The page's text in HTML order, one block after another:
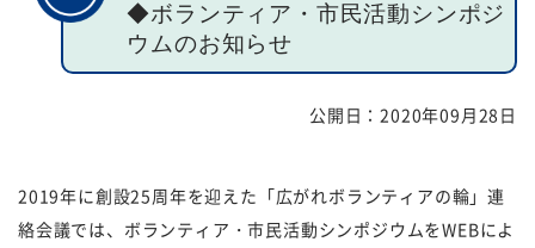
社協とは サービス
採用 あゆみ（沿革）
◆ボランティア・市民活動シンポジ
ウムのお知らせ
公開日：2020年09月28日
2019年に創設25周年を迎えた「広がれボランティアの輪」連
絡会議では、ボランティア・市民活動シンポジウムをWEBによ